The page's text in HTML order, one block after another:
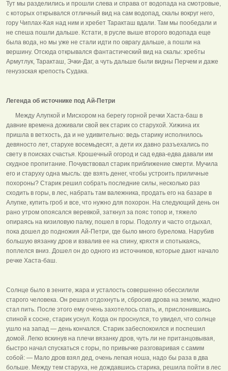
Тут мы разделились и прошли слева и справа от водопада на смотровые,
с которых открывался отличный вид на сам водопад, скалы вокруг него,
гору Чиплах-Кая над ним и хребет Таракташ вдали. Там мы пообедали и
не спеша пошли дальше. Кстати, в русле выше второго водопада еще
была вода, но мы уже не стали идти по оврагу дальше, а пошли на
вершину. Отсюда открывался фантастический вид на скалы: хребты
Армутлук, Таракташ, Эчки-Даг, а чуть дальше были видны Перчем и даже
генуэзская крепость Судака.
Легенда об источнике под Ай-Петри
Между Алупкой и Мисхором на берегу горной речки Хаста-баш в
давние времена доживали свой век старик со старухой. Хижина их
пришла в ветхость, да и не удивительно: ведь старику исполнилось
девяносто лет, старухе восемьдесят, а дети их давно разъехались по
свету в поисках счастья. Крошечный огород и сад едва-едва давали им
скудное пропитание. Почувствовал старик приближение смерти. Мучила
его и старуху одна мысль: где взять денег, чтобы устроить приличные
похороны? Старик решил собрать последние силы, несколько раз
сходить в горы, в лес, набрать там валежника, продать его на базаре в
Алупке, купить гроб и все, что нужно для похорон. На следующий день он
рано утром опоясался веревкой, заткнул за пояс топор и, тяжело
опираясь на кизиловую палку, пошел в горы. Подолгу и часто отдыхал,
пока дошел до подножия Ай-Петри, где было много бурелома. Нарубив
большую вязанку дров и взвалив ее на спину, кряхтя и спотыкаясь,
поплелся вниз. Дошел он до одного из источников, которые дают начало
речке Хаста-баш.
Солнце было в зените, жара и усталость совершенно обессилили
старого человека. Он решил отдохнуть и, сбросив дрова на землю, жадно
стал пить. После этого ему очень захотелось спать, и, прислонившись
спиной к сосне, старик уснул. Когда он проснулся, то увидел, что солнце
ушло на запад — день кончался. Старик забеспокоился и поспешил
домой. Легко вскинув на плечи вязанку дров, чуть ли не пританцовывая,
быстро начал спускаться с горы, по привычке разговаривая с самим
собой: — Мало дров взял дед, очень легкая ноша, надо бы раза в два
больше. Между тем старуха, не дождавшись старика, решила пойти в лес